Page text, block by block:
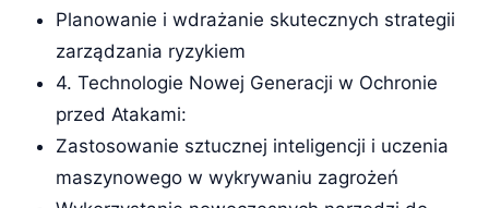
Planowanie i wdrażanie skutecznych strategii
zarządzania ryzykiem
4. Technologie Nowej Generacji w Ochronie
przed Atakami:
Zastosowanie sztucznej inteligencji i uczenia
maszynowego w wykrywaniu zagrożeń